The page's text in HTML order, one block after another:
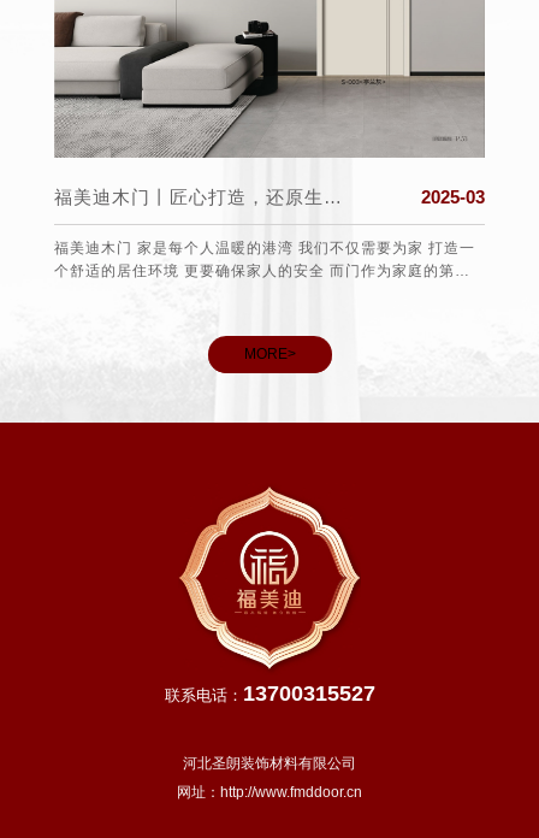
福美迪木门丨匠心打造，还原生活真实的本质 2025-03
福美迪木门 家是每个人温暖的港湾 我们不仅需要为家 打造一
个舒适的居住环境 更要确保家人的安全 而门作为家庭的第一
MORE>
联系电话： 13700315527
河北圣朗装饰材料有限公司
网址： http://www.fmddoor.cn